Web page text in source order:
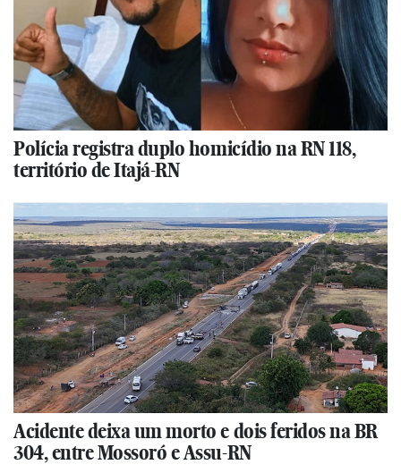
Polícia registra duplo homicídio na RN 118,
território de Itajá-RN
Acidente deixa um morto e dois feridos na BR
304, entre Mossoró e Assu-RN